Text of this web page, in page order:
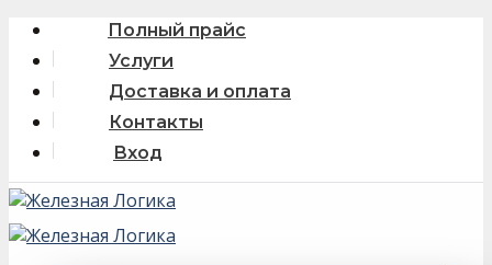
Skip
content
Полный прайс
Услуги
Доставка и оплата
Контакты
Вход